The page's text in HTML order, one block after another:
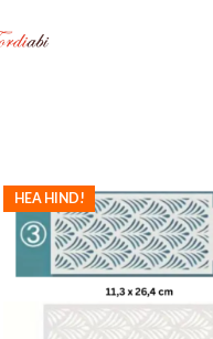
HEA HIND!